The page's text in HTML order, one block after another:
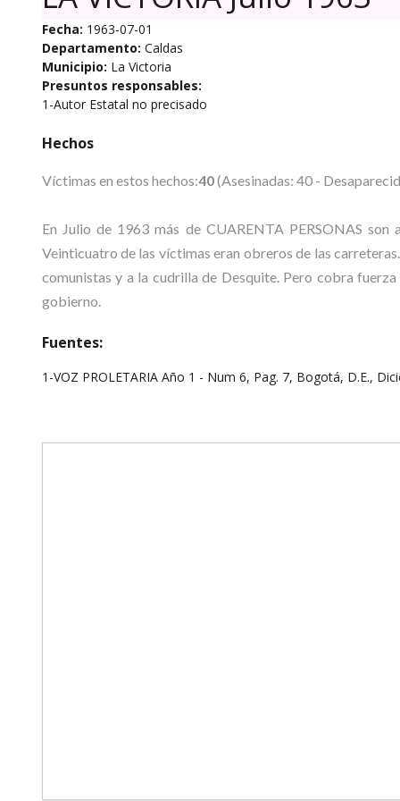
Fecha: 1963-07-01
Departamento: Caldas
Municipio: La Victoria
Presuntos responsables:
1-Autor Estatal no precisado
Hechos
Víctimas en estos hechos:40(Asesinadas: 40 -
En Julio de 1963 más de CUARENTA PERSONAS
Veinticuatro de las víctimas eran obreros de las
comunistas y a la cudrilla de Desquite. Pero cobra
gobierno.
Fuentes:
1-VOZ PROLETARIA Año 1 - Num 6, Pag. 7, Bogotá, D.E.,